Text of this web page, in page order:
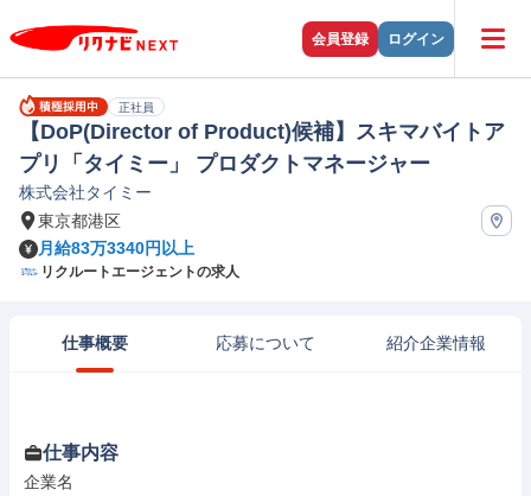
会員登録 ログイン
正社員
【DoP(Director of Product)候補】スキマバイトア
プリ「タイミー」 プロダクトマネージャー
株式会社タイミー
東京都港区
月給83万3340円以上
リクルートエージェントの求人
仕事概要 応募について 紹介企業情報
仕事内容
企業名